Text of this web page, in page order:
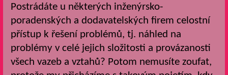
Postrádáte u některých inženýrsko-
poradenských a dodavatelských firem celostní
přístup k řešení problémů, tj. náhled na
problémy v celé jejich složitosti a provázanosti
všech vazeb a vztahů? Potom nemusíte zoufat,